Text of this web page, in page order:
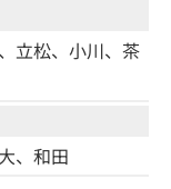
立松、小川、茶
、和田